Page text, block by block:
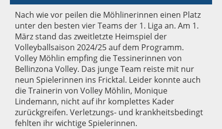
Nach wie vor peilen die Möhlinerinnen einen Platz
unter den besten vier Teams der 1. Liga an. Am 1.
März stand das zweitletzte Heimspiel der
Volleyballsaison 2024/25 auf dem Programm.
Volley Möhlin empfing die Tessinerinnen von
Bellinzona Volley. Das junge Team reiste mit nur
neun Spielerinnen ins Fricktal. Leider konnte auch
die Trainerin von Volley Möhlin, Monique
Lindemann, nicht auf ihr komplettes Kader
zurückgreifen. Verletzungs- und krankheitsbedingt
fehlten ihr wichtige Spielerinnen.